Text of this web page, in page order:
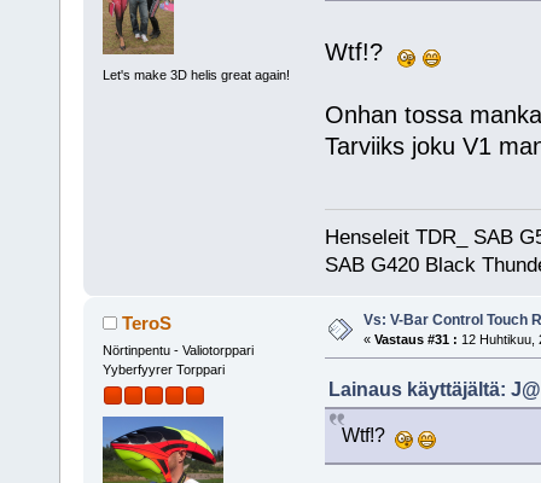
Let's make 3D helis great again!
Wtf!?
Onhan tossa
Tarviiks joku V1
Henseleit TDR_ SAB
SAB G420 Black
TeroS
Nörtinpentu - Valiotorppari
Yyberfyyrer Torppari
Vs: V-Bar Control Touch
« Vastaus #31 : 12 Huhtikuu,
Lainaus käyttäjältä:
Wtf!?